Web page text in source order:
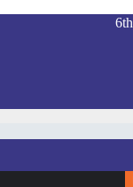
لخدمة المجتمع